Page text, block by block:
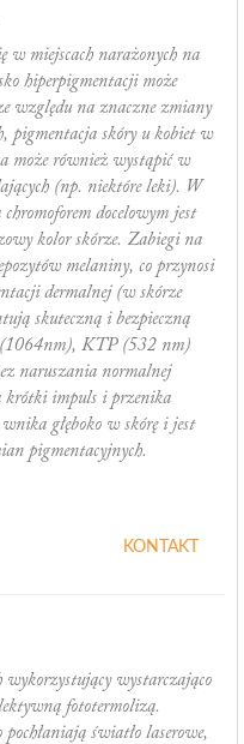
miejscach narażonych na
hiperpigmentacji może
względu na znaczne zmiany
pigmentacja skóry u kobiet w
może również wystąpić w
(np. niektóre leki). W
docelowym jest
kolor skórze. Zabiegi na
melaniny, co przynosi
dermalnej (w skórze
skuteczną i bezpieczną
(1064nm), KTP (532 nm)
naruszania normalnej
krótki impuls i przenika
głęboko w skórę i jest
pigmentacyjnych.
KONTAKT
wystarczająco
fototermolizą.
światło laserowe,